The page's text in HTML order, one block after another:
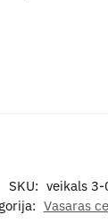
SKU: veikals
Vasaras